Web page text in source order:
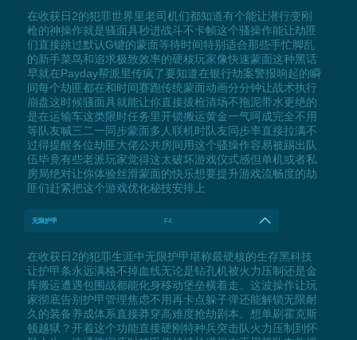
在收获日2的犯罪世界里老司机们都知道有个能让潜行变刚
枪的神操作就是骚面具秒进战斗不卡帧这个骚操作能让劫匪
们直接跳过默认G键的蒙面等待时间特别适合那些手忙脚乱
的新手菜鸟和追求极致效率的硬核玩家像快速蒙面这种黑话
早就在Payday帮派里传疯了要知道在银行劫案警报响起的瞬
间每个劫匪都在和时间赛跑传统蒙面动画分分钟让战术执行
崩盘这时候骚面具就能让你直接拔枪清场不拖泥带水更绝的
是在运输车这类限时任务里开锁搬运黄金一气呵成完全不用
等队友喊三二一同步蒙面多人联机时队友同步率直接拉满不
过得提醒各位劫匪大佬公共房间用这个骚操作容易被踢出队
伍毕竟有些老派玩家觉得这太破坏游戏仪式感但单机或者私
房局绝对让你体验丝滑蒙面的快乐想要提升游戏流畅度的劫
匪们赶紧把这个游戏优化秘技安排上
无限护甲 F4
在收获日2的犯罪生涯中无限护甲堪称最硬核的生存黑科技
让护甲条永远满格不掉血线无论是钻孔机被火力压制还是金
库搬运遭遇包围战都能化身移动堡垒横着走。这波操作让玩
家彻底告别护甲管理焦虑不用再卡点躲子弹还能解锁无限耐
久的装备养成体系直接莽穿高难度抢劫剧本。想单刷霍克斯
顿越狱？开着这个功能直接硬刚特种兵突击队火力压制到怀